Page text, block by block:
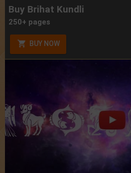
Buy Brihat Kundli
250+ pages
BUY NOW